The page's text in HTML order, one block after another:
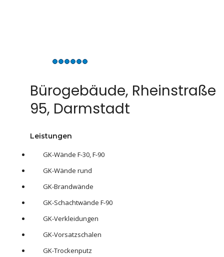
Bürogebäude, Rheinstraße
95, Darmstadt
Leistungen
GK-Wände F-30, F-90
GK-Wände rund
GK-Brandwände
GK-Schachtwände F-90
GK-Verkleidungen
GK-Vorsatzschalen
GK-Trockenputz